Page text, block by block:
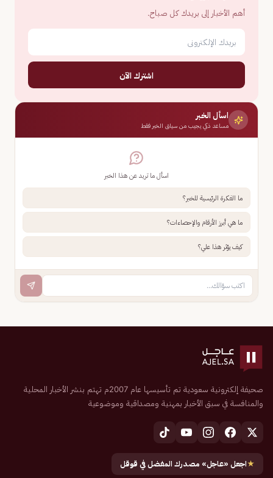
أهم الأخبار إلى بريدك كل صباح.
اشترك الآن
اسأل الخبر
مساعد ذكي يجيب من سياق الخبر فقط
اسأل ما تريد عن هذا الخبر
ما الفكرة الرئيسية للخبر؟
ما هي أبرز الأرقام والإحصاءات؟
كيف يؤثر هذا علي؟
صحيفة إلكترونية سعودية تم تأسيسها عام 2007م تهتم بنشر الأخبار المحلية
والمنافسة في سبق الأخبار بمهنية ومصداقية وموضوعية
★اجعل «عاجل» مصدرك المفضل في قوقل